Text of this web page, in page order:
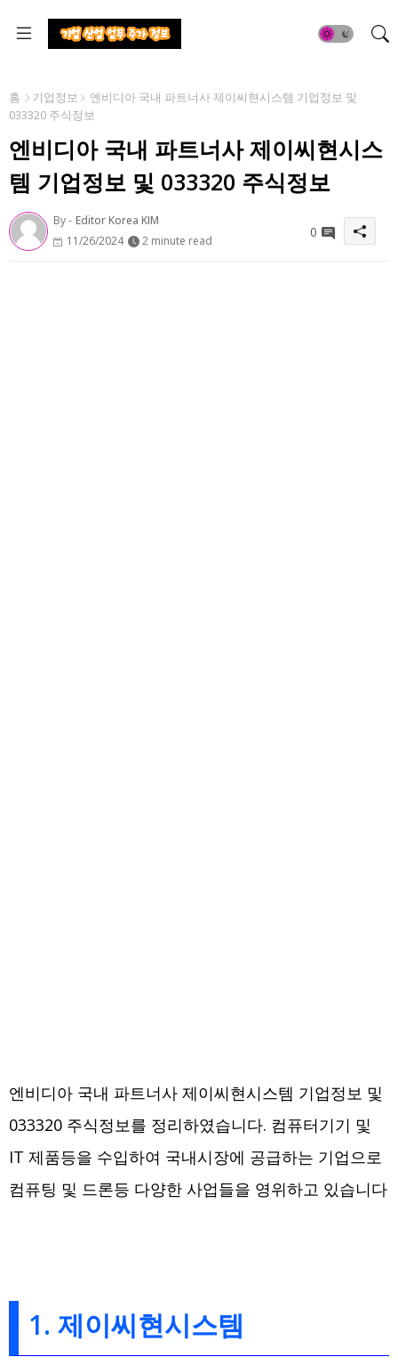
홈 기업정보
엔비디아 국내 파트너사 제이씨현시스템 기업정보 및
033320 주식정보
엔비디아 국내 파트너사 제이씨현시스
템 기업정보 및 033320 주식정보
By - Editor Korea KIM
11/26/2024
2 minute read
0
엔비디아 국내 파트너사 제이씨현시스템 기업정보 및
033320 주식정보를 정리하였습니다. 컴퓨터기기 및
IT 제품등을 수입하여 국내시장에 공급하는 기업으로
컴퓨팅 및 드론등 다양한 사업들을 영위하고 있습니다
1. 제이씨현시스템